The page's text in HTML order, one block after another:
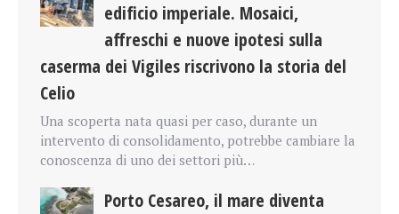
edificio imperiale. Mosaici,
affreschi e nuove ipotesi sulla
caserma dei Vigiles riscrivono la storia del
Celio
Una scoperta nata quasi per caso, durante un
intervento di consolidamento, potrebbe cambiare la
conoscenza di uno dei settori più…
Porto Cesareo, il mare diventa